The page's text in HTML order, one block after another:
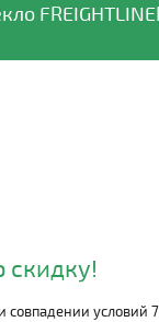
скидку!
условий